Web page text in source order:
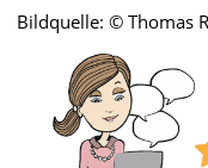
Bildquelle: © Thomas